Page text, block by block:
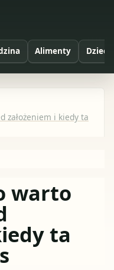
Alimenty Dzieci
założeniem i kiedy ta
warto
ta